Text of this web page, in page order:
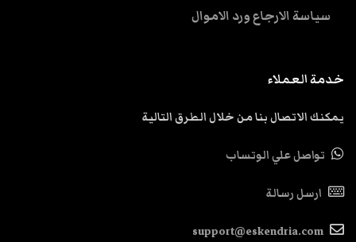
سياسة الارجاع ورد الاموال
خدمة العملاء
يمكنك الاتصال بنا من خلال الطرق التالية
تواصل علي الوتساب
ارسل رسالة
support@eskendria.com